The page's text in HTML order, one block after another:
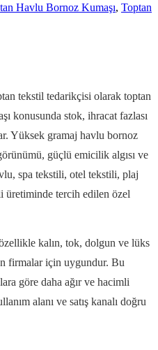
Havlu Bornoz Kumaşı, Toptan
tekstil tedarikçisi olarak toptan
konusunda stok, ihracat fazlası
Yüksek gramaj havlu bornoz
güçlü emicilik algısı ve
spa tekstili, otel tekstili, plaj
tercih edilen özel
kalın, tok, dolgun ve lüks
firmalar için uygundur. Bu
göre daha ağır ve hacimli
alanı ve satış kanalı doğru